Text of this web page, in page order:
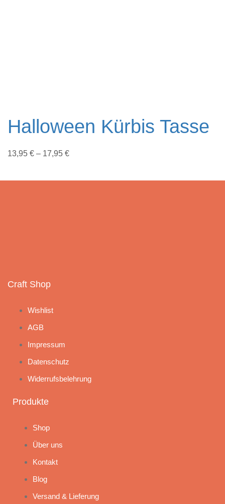
Halloween Kürbis Tasse
13,95 € – 17,95 €
Craft Shop
Wishlist
AGB
Impressum
Datenschutz
Widerrufsbelehrung
Produkte
Shop
Über uns
Kontakt
Blog
Versand & Lieferung